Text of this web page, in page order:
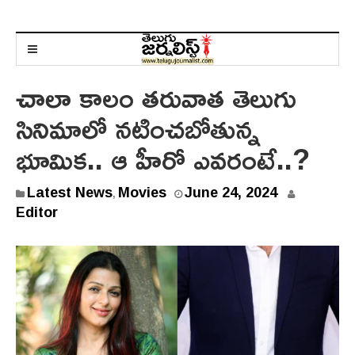
చాలా కాలం తరువాత తెలుగు
సినిమాలో నటించబోతున్న
భూమిక.. ఆ హీరో ఎవరంటే..?
Latest News, Movies June 24, 2024J
e
2
4
,
Editor